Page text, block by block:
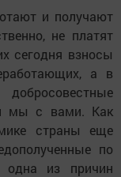
и получают
не платят
сегодня взносы
а в
мы с вами. Как
страны еще
по
из причин